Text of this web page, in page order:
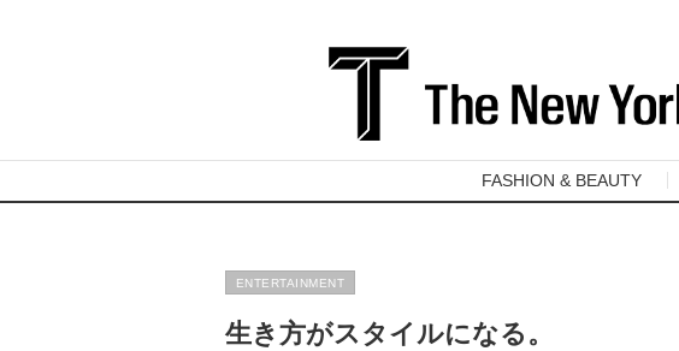
FASHION & BEAUTY
ENTERTAINMENT
生き方がスタイルになる。